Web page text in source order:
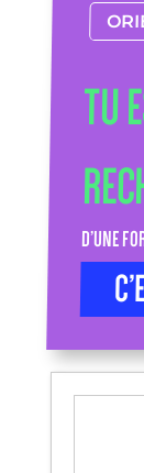
TU
D’UNE